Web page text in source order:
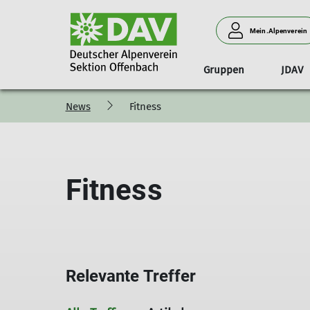
Mein.Alpenverein
Gruppen
Wandern Klettern
JDAV
Vorstand Tourenleiter*in
Downloads
News Fitness
Fitness
Relevante Treffer